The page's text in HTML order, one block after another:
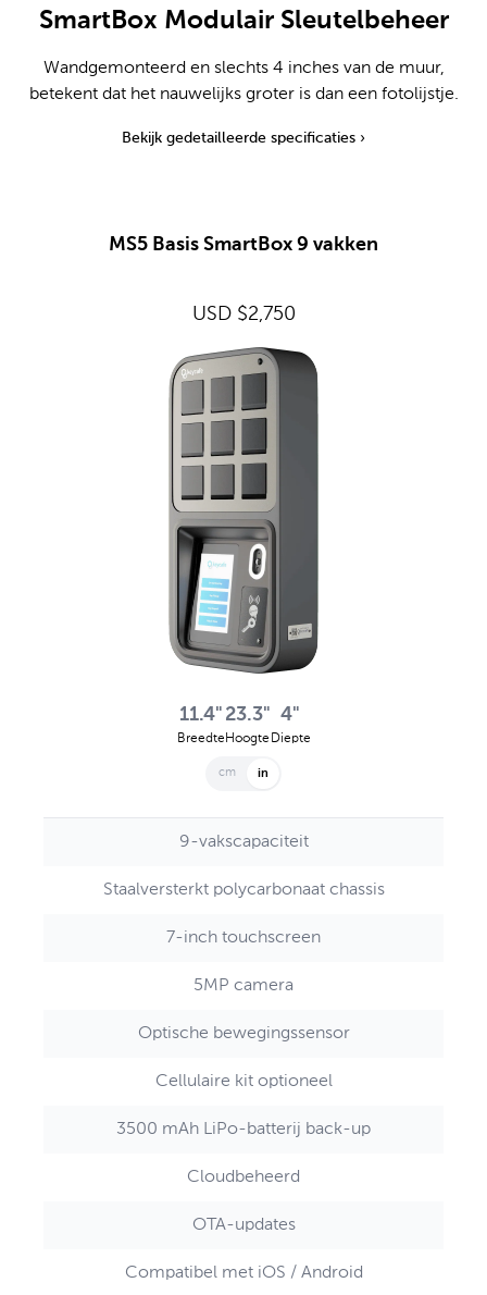
SmartBox Modulair Sleutelbeheer
Wandgemonteerd en slechts 4 inches van de muur,
betekent dat het nauwelijks groter is dan een fotolijstje.
Bekijk gedetailleerde specificaties ›
MS5 Basis SmartBox 9 vakken
USD $2,750
11.4"
Breedte
23.3"
Hoogte
4"
Diepte
cm in
9-vakscapaciteit
Staalversterkt polycarbonaat chassis
7-inch touchscreen
5MP camera
Optische bewegingssensor
Cellulaire kit optioneel
3500 mAh LiPo-batterij back-up
Cloudbeheerd
OTA-updates
Compatibel met iOS / Android